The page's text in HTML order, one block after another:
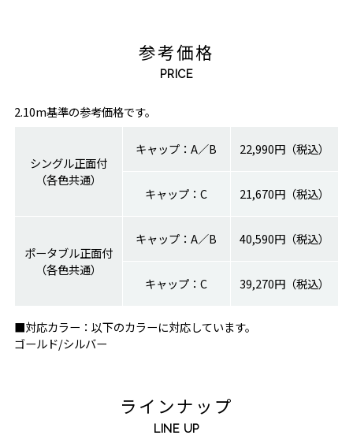
参考価格
PRICE
2.10m基準の参考価格です。
シングル正面付
（各色共通）
キャップ：A／B 22,990円（税込）
キャップ：C 21,670円（税込）
ポータブル正面付
（各色共通）
キャップ：A／B 40,590円（税込）
キャップ：C 39,270円（税込）
■対応カラー：以下のカラーに対応しています。
ゴールド/シルバー
ラインナップ
LINE UP